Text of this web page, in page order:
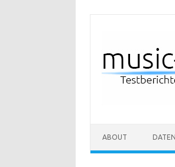
ABOUT